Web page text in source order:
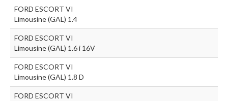
FORD ESCORT VI
Limousine (GAL) 1.4
FORD ESCORT VI
Limousine (GAL) 1.6 i 16V
FORD ESCORT VI
Limousine (GAL) 1.8 D
FORD ESCORT VI